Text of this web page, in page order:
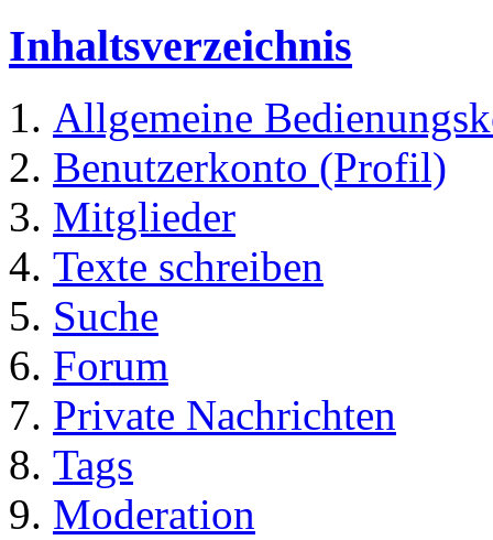
Inhaltsverzeichnis
Allgemeine
Benutzerkonto (Profil)
Mitglieder
Texte schreiben
Suche
Forum
Private Nachrichten
Tags
Moderation